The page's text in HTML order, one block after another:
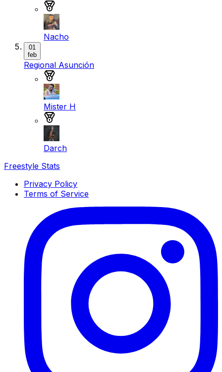
Nacho
01
feb
Regional Asunción
Mister H
Darch
Freestyle Stats
Privacy Policy
Terms of Service